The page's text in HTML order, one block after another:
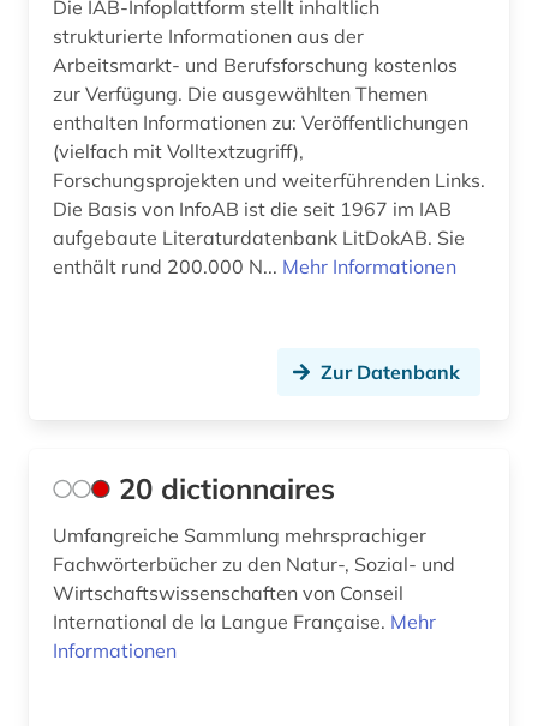
arbeitssicherheit (6)
arbeitssicherheitsrecht (1)
architektur (3)
archiv (4)
archäologie (2)
armutspolitik (1)
asean-staaten (1)
asiatisch-pazifischer raum (3)
Gibraltar (1)
Griechenland (4)
Großbritannien (29)
Irland (5)
Island (2)
Israel (2)
Jugoslawien (3)
Kanada (5)
Kroatien (3)
Lettland (3)
Die IAB-Infoplattform stellt inhaltlich
strukturierte Informationen aus der
Arbeitsmarkt- und Berufsforschung kostenlos
zur Verfügung. Die ausgewählten Themen
enthalten Informationen zu: Veröffentlichungen
(vielfach mit Volltextzugriff),
Forschungsprojekten und weiterführenden Links.
Die Basis von InfoAB ist die seit 1967 im IAB
aufgebaute Literaturdatenbank LitDokAB. Sie
enthält rund 200.000 N... Mehr Informationen
Zur Datenbank
20 dictionnaires
Umfangreiche Sammlung mehrsprachiger
Fachwörterbücher zu den Natur-, Sozial- und
Wirtschaftswissenschaften von Conseil
International de la Langue Française. Mehr
Informationen